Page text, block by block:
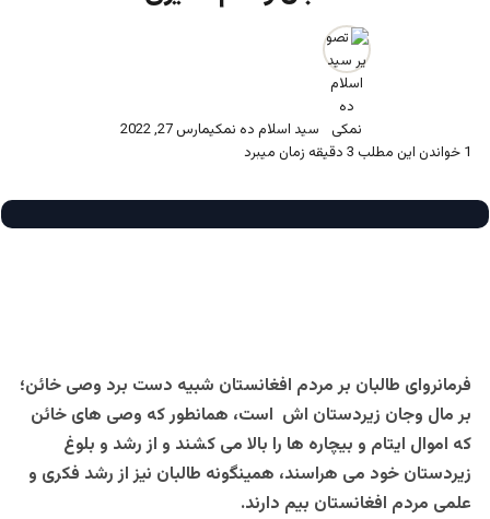
سید اسلام ده نمکیمارس 27, 2022
1 خواندن این مطلب 3 دقیقه زمان میبرد
فرمانروای طالبان بر مردم افغانستان شبیه دست برد وصی خائن؛
بر مال وجان زیردستان اش است، همانطور که وصی های خائن
که اموال ایتام و بیچاره ها را بالا می کشند و از رشد و بلوغ
زیردستان خود می هراسند، همینگونه طالبان نیز از رشد فکری و
علمی مردم افغانستان بیم دارند.